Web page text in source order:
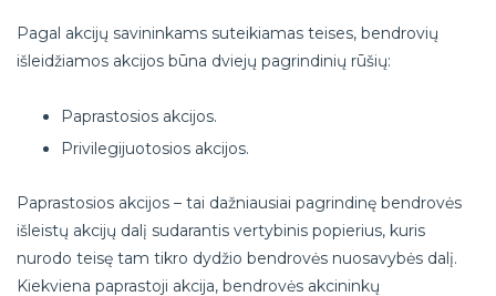
Pagal akcijų savininkams suteikiamas teises, bendrovių
išleidžiamos akcijos būna dviejų pagrindinių rūšių:
Paprastosios akcijos.
Privilegijuotosios akcijos.
Paprastosios akcijos – tai dažniausiai pagrindinę bendrovės
išleistų akcijų dalį sudarantis vertybinis popierius, kuris
nurodo teisę tam tikro dydžio bendrovės nuosavybės dalį.
Kiekviena paprastoji akcija, bendrovės akcininkų